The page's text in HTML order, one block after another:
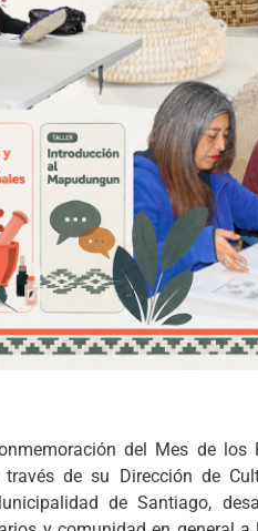
del Mes de los
través de su Dirección de
de Santiago,